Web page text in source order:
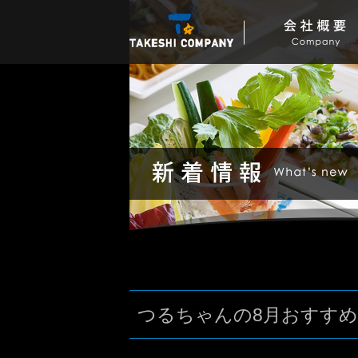
つるちゃんの8月おすす